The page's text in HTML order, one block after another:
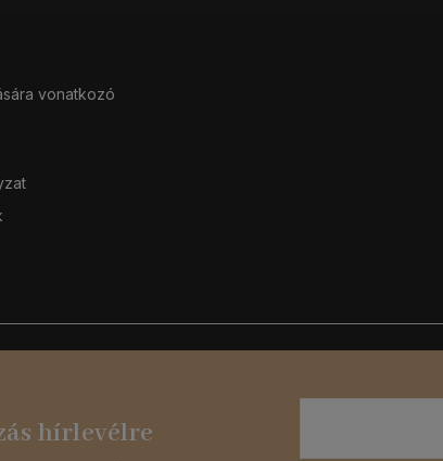
vonatkozó
hírlevélre